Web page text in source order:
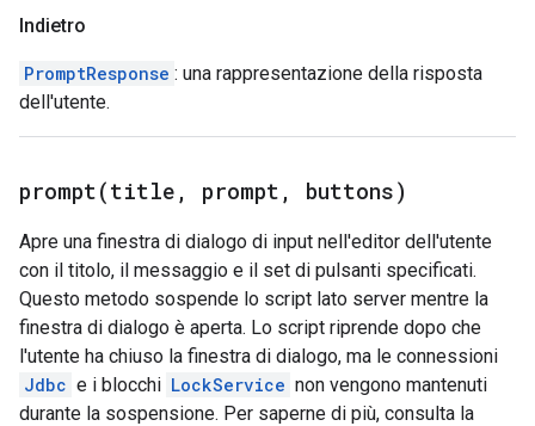
Indietro
PromptResponse : una rappresentazione della risposta
dell'utente.
prompt(title , prompt , buttons)
Apre una finestra di dialogo di input nell'editor dell'utente
con il titolo, il messaggio e il set di pulsanti specificati.
Questo metodo sospende lo script lato server mentre la
finestra di dialogo è aperta. Lo script riprende dopo che
l'utente ha chiuso la finestra di dialogo, ma le connessioni
Jdbc e i blocchi LockService non vengono mantenuti
durante la sospensione. Per saperne di più, consulta la